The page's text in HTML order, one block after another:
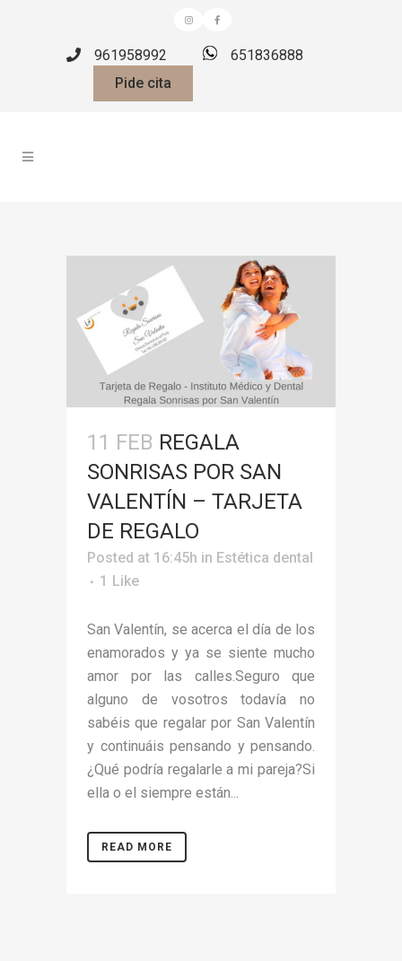
961958992
651836888
Pide cita
11 FEB REGALA
SONRISAS POR SAN
VALENTÍN – TARJETA
DE REGALO
Posted at 16:45h in Estética dental
1 Like
San Valentín, se acerca el día de los
enamorados y ya se siente mucho
amor por las calles.Seguro que
alguno de vosotros todavía no
sabéis que regalar por San Valentín
y continuáis pensando y pensando.
¿Qué podría regalarle a mi pareja?Si
ella o el siempre están...
READ MORE